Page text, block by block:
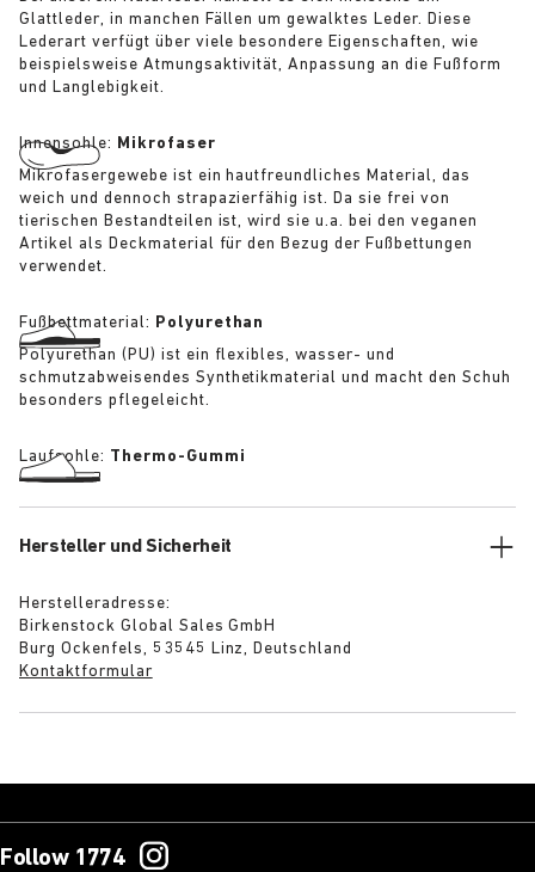
Glattleder, in manchen Fällen um gewalktes Leder. Diese
Lederart verfügt über viele besondere Eigenschaften, wie
beispielsweise Atmungsaktivität, Anpassung an die Fußform
und Langlebigkeit.
Innensohle: Mikrofaser
Mikrofasergewebe ist ein hautfreundliches Material, das
weich und dennoch strapazierfähig ist. Da sie frei von
tierischen Bestandteilen ist, wird sie u.a. bei den veganen
Artikel als Deckmaterial für den Bezug der Fußbettungen
verwendet.
Fußbettmaterial: Polyurethan
Polyurethan (PU) ist ein flexibles, wasser- und
schmutzabweisendes Synthetikmaterial und macht den Schuh
besonders pflegeleicht.
Laufsohle: Thermo-Gummi
Hersteller und Sicherheit
Herstelleradresse:
Birkenstock Global Sales GmbH
Burg Ockenfels, 53545 Linz, Deutschland
Kontaktformular
Follow 1774